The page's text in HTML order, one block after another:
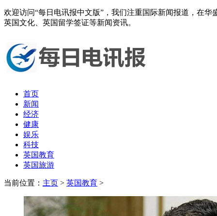
欢迎访问“每日电讯报中文版”，我们注重国际新闻报道，在
英国文化、英国留学签证等新闻资讯。
首页
新闻
经济
健康
娱乐
科技
英国教育
英国旅游
当前位置： 主页 > 英国教育 >